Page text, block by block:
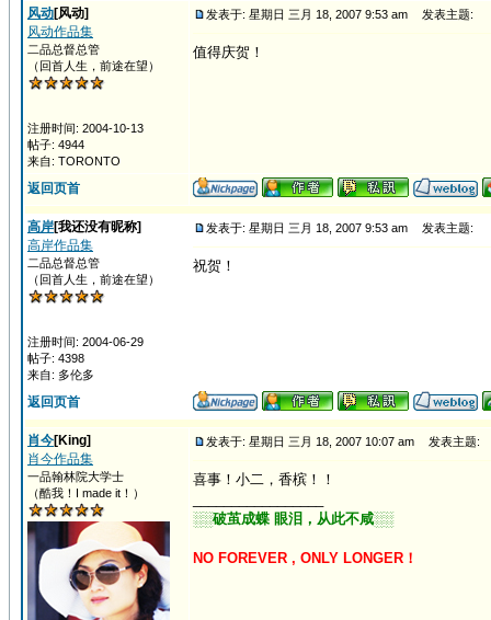
风动[风动]
风动作品集
二品总督总管
（回首人生，前途在望）
注册时间: 2004-10-13
帖子: 4944
来自: TORONTO
发表于: 星期日 三月 18, 2007 9:53 am 发表主题:
值得庆贺！
返回页首
高岸[我还没有昵称]
高岸作品集
二品总督总管
（回首人生，前途在望）
注册时间: 2004-06-29
帖子: 4398
来自: 多伦多
发表于: 星期日 三月 18, 2007 9:53 am 发表主题:
祝贺！
返回页首
肖今[King]
肖今作品集
一品翰林院大学士
（酷我！I made it！）
发表于: 星期日 三月 18, 2007 10:07 am 发表主题:
喜事！小二，香槟！！
░░破茧成蝶 眼泪，从此不咸░░
NO FOREVER , ONLY LONGER！